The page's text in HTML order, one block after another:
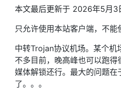
本文最后更新于 2026年5月3
只允许使用本站客户端，不能
中转Trojan协议机场。某个机
不多目前，晚高峰也可以跑
媒体解锁还行。最大的问题在
了。。。